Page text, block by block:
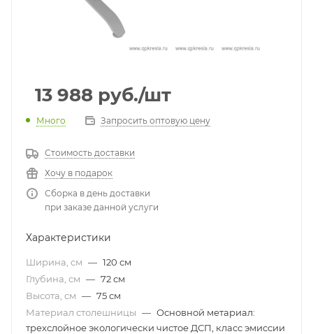
13 988 руб./шт
Много Запросить оптовую цену
Стоимость доставки
Хочу в подарок
Сборка в день доставки
при заказе данной услуги
Характеристики
Ширина, см — 120 см
Глубина, см — 72 см
Высота, см — 75 см
Материал столешницы — Основной метариал:
трехслойное экологически чистое ДСП, класс эмиссии